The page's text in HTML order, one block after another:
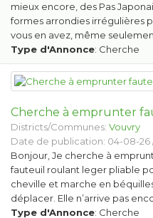
mieux encore, des Pas
formes arrondies irrégulières
vous en avez, même
Type d'Annonce: Cherche
Cherche à emprunter
Districts/Communes: Vouvry
Date de publication: 04-08-26
Bonjour, Je cherche à
fauteuil roulant leger pliable
cheville et marche en
déplacer. Elle n’arrive pas
Type d'Annonce: Cherche